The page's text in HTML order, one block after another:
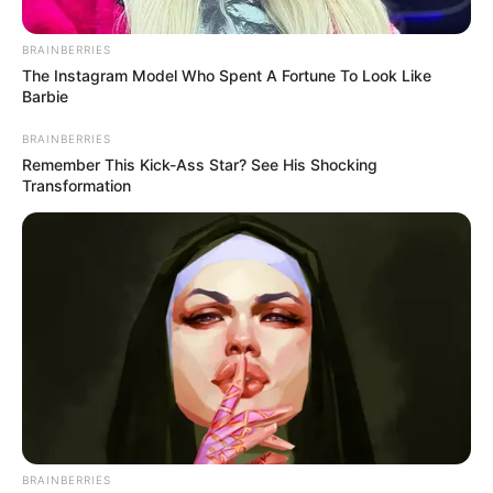
Gobernación de Antioquia
“La democracia se nos puede esfumar en minutos y la
libertad en segundos”; Gobernador de Antioquia
Charlyn García Vélez
BRAINBERRIES
The Instagram Model Who Spent A Fortune To Look Like
Barbie
BRAINBERRIES
Remember This Kick-Ass Star? See His Shocking
Transformation
BRAINBERRIES